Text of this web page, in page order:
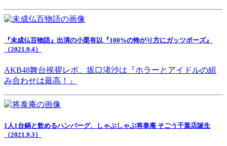
『未成仏百物語』出演の小栗有以『100%の怖がり方にガッツポーズ』
（2021.9.4）
AKB48舞台挨拶レポ、坂口渚沙は『ホラーとアイドルの組
み合わせは最高！』
1人1台鍋と飲めるハンバーグ、しゃぶしゃぶ将泰庵 そごう千葉店誕生
（2021.9.3）